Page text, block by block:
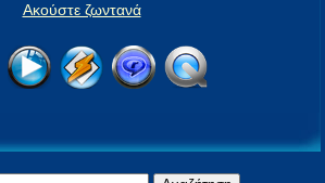
Ακούστε ζωντανά